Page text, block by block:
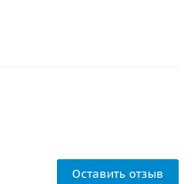
Оставить отзыв